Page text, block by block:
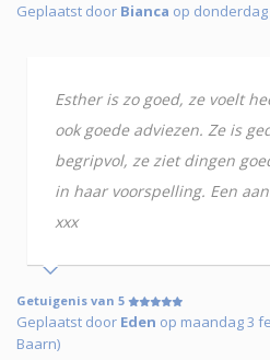
Geplaatst door Bianca op donderdag
Esther is zo goed, ze voelt
ook goede adviezen. Ze is
begripvol, ze ziet dingen
in haar voorspelling. Een
xxx
Getuigenis van 5
Geplaatst door Eden op maandag 3
Baarn)